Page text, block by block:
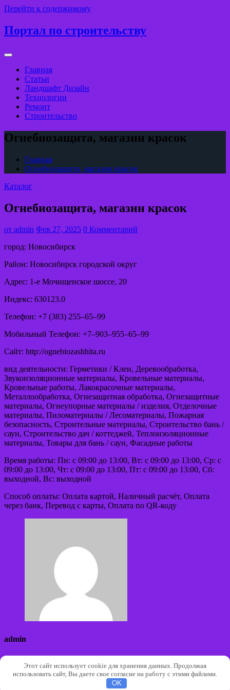
Перейти к содержимому
Портал по строительству
Главная
Статьи
Ландшафт Дизайн
Технологии
Ремонт
Строительство
Огнебиозащита, магазин красок
Главная
Огнебиозащита, магазин красок
Каталог
Огнебиозащита, магазин красок
от admin Фев 27, 2025 0 Комментарий
город: Новосибирск
Район: Новосибирск городской округ
Адрес: 1-е Мочищенское шоссе, 20
Индекс: 630123.0
Телефон: +7 (383) 255‒65‒99
Мобильный Телефон: +7‒903‒955‒65‒99
Сайт: http://ognebiozashhita.ru
вид деятельности: Герметики / Клеи, Деревообработка,
Звукоизоляционные материалы, Кровельные материалы,
Кровельные работы, Лакокрасочные материалы,
Металлообработка, Огнезащитная обработка, Огнезащитные
материалы, Огнеупорные материалы / изделия, Отделочные
материалы, Пиломатериалы / Лесоматериалы, Пожарная
безопасность, Строительные материалы, Строительство бань /
саун, Строительство дач / коттеджей, Теплоизоляционные
материалы, Товары для бань / саун, Фасадные работы
Время работы: Пн: с 09:00 до 13:00, Вт: с 09:00 до 13:00, Ср: с
09:00 до 13:00, Чт: с 09:00 до 13:00, Пт: с 09:00 до 13:00, Сб:
выходной, Вс: выходной
Способ оплаты: Оплата картой, Наличный расчёт, Оплата
через банк, Перевод с карты, Оплата по QR-коду
admin
Сайт:
Авторские права © 2026 | Работает наWordPress |Тема
Этот сайт использует cookie для хранения данных. Продолжая
использовать сайт, Вы даете свое согласие на работу с этими файлами.
OK